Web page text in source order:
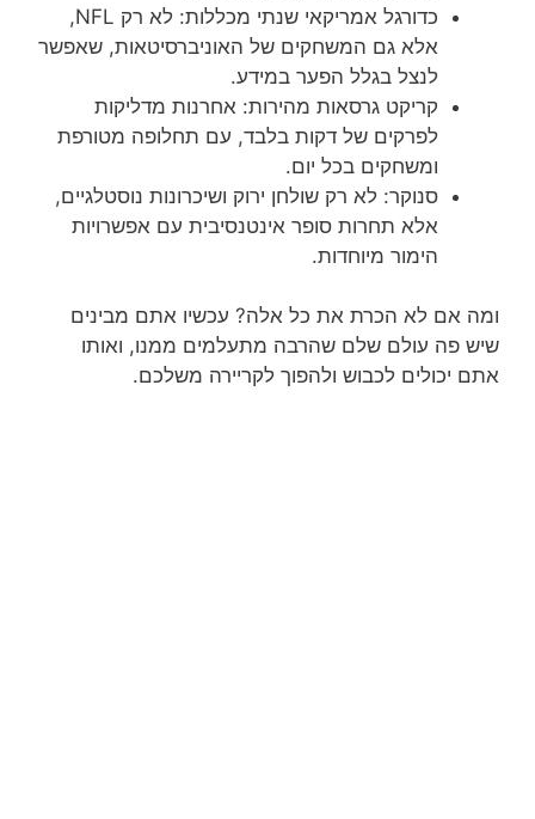
כדורגל אמריקאי שנתי מכללות: לא רק NFL,
אלא גם המשחקים של האוניברסיטאות, שאפשר
לנצל בגלל הפער במידע.
קריקט גרסאות מהירות: אחרנות מדליקות
לפרקים של דקות בלבד, עם תחלופה מטורפת
ומשחקים בכל יום.
סנוקר: לא רק שולחן ירוק ושיכרונות נוסטלגיים,
אלא תחרות סופר אינטנסיבית עם אפשרויות
הימור מיוחדות.
ומה אם לא הכרת את כל אלה? עכשיו אתם מבינים
שיש פה עולם שלם שהרבה מתעלמים ממנו, ואותו
אתם יכולים לכבוש ולהפוך לקריירה משלכם.